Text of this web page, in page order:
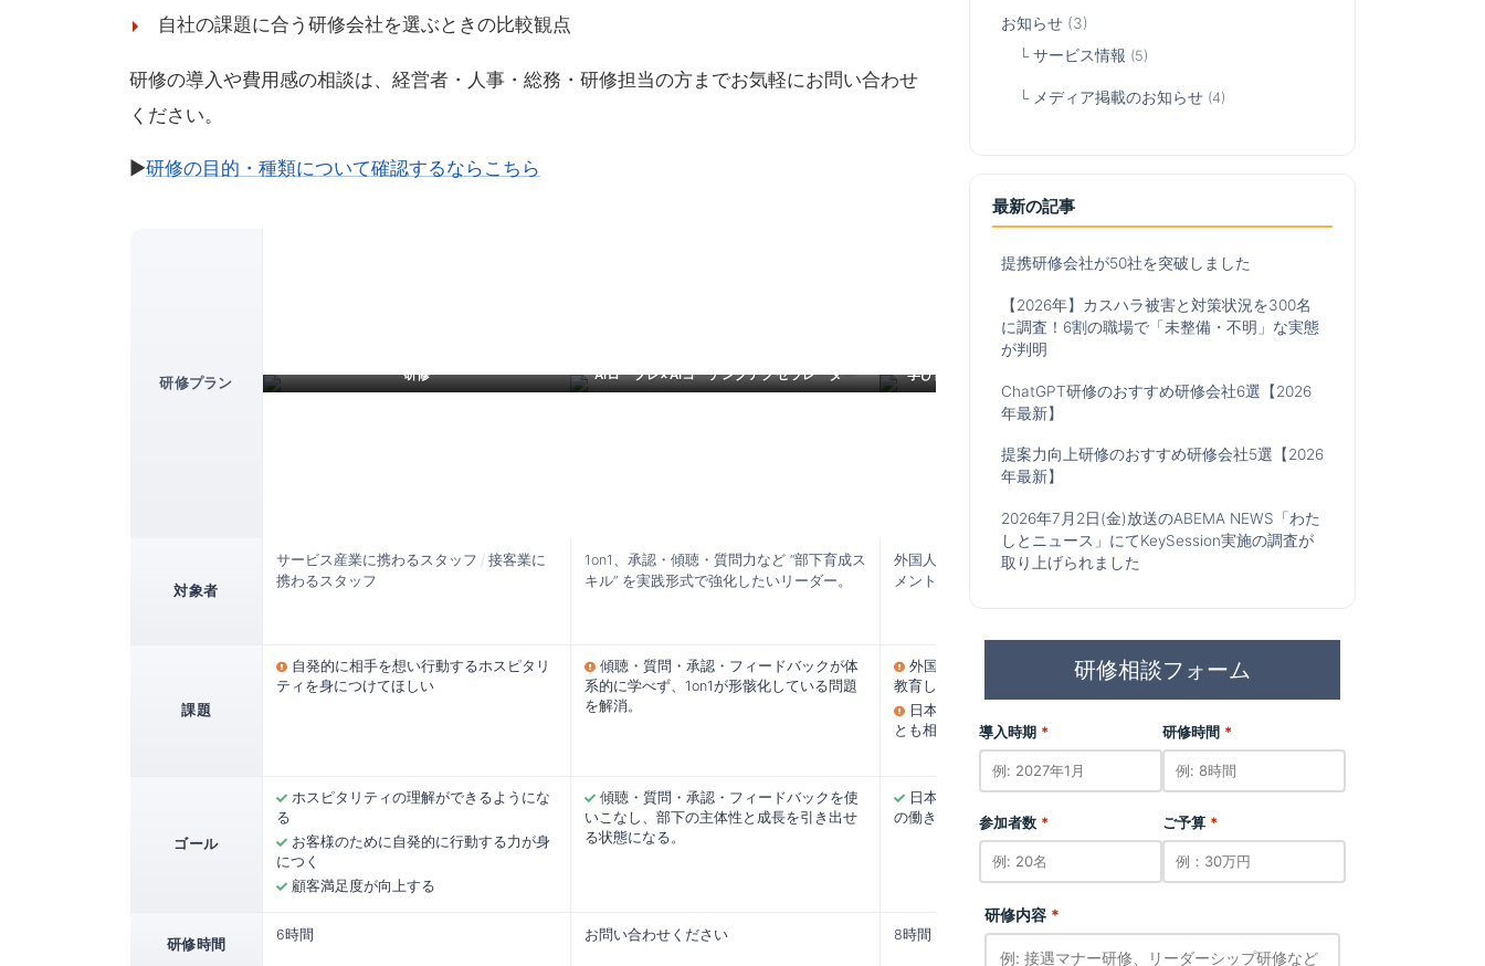
自社の課題に合う研修会社を選ぶときの比較観点
研修の導入や費用感の相談は、経営者・人事・総務・研修担当の方までお気軽にお問い合わせ
ください。
▶研修の目的・種類について確認するならこちら
研修プラン
研修
AIロープレ×AIコーチングアクセラレーター
【外国人スタッフ研修】日本のビジネス文化を
学び自律的に成果を出せる社員を育成する
対象者
サービス産業に携わるスタッフ / 接客業に
携わるスタッフ
1on1、承認・傾聴・質問力など “部下育成ス
キル” を実践形式で強化したいリーダー。
外国人スタッフ / 外国人スタッフのマネジ
メントを担当するマネージャー
課題
自発的に相手を想い行動するホスピタリ
ティを身につけてほしい
傾聴・質問・承認・フィードバックが体
系的に学べず、1on1が形骸化している問題
を解消。
外国人スタッフに時間とコストをかけて
教育しても辞めてしまう
日本人リーダーと外国人スタッフ、双方
とも相手に対してストレスを抱えている
メンターが「自分が教えなければ」と抱
課題を一人で抱え込んでしまう
ゴール
ホスピタリティの理解ができるようにな
る
お客様のために自発的に行動する力が身
につく
顧客満足度が向上する
傾聴・質問・承認・フィードバックを使
いこなし、部下の主体性と成長を引き出せ
る状態になる。
日本人上司や同僚の意図を理解し、日本
の働き方や人材育成のメリットがわかる
役割の再定義：メンター・メンティ双方
の役割を正しく理解し、自律を促す支援の
あり方を習得する
研修時間
6時間 お問い合わせください 8時間
6時間（ご要望に応じ柔軟にカスタマイズ
可）
お知らせ (3)
サービス情報 (5)
メディア掲載のお知らせ (4)
最新の記事
提携研修会社が50社を突破しました
【2026年】カスハラ被害と対策状況を300名
に調査！6割の職場で「未整備・不明」な実態
が判明
ChatGPT研修のおすすめ研修会社6選【2026
年最新】
提案力向上研修のおすすめ研修会社5選【2026
年最新】
2026年7月2日(金)放送のABEMA NEWS「わた
しとニュース」にてKeySession実施の調査が
取り上げられました
研修相談フォーム
導入時期 * 研修時間 *
参加者数 * ご予算 *
研修内容 *